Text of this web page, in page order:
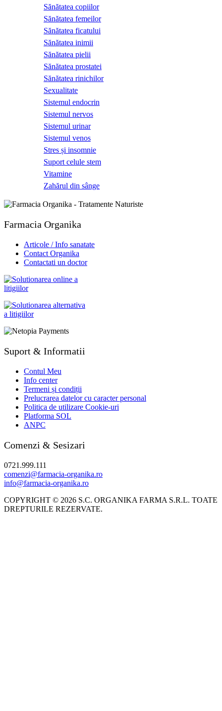
Sănătatea copiilor
Sănătatea femeilor
Sănătatea ficatului
Sănătatea inimii
Sănătatea pielii
Sănătatea prostatei
Sănătatea rinichilor
Sexualitate
Sistemul endocrin
Sistemul nervos
Sistemul urinar
Sistemul venos
Stres și insomnie
Suport celule stem
Vitamine
Zahărul din sânge
Farmacia Organika
Articole / Info sanatate
Contact Organika
Contactati un doctor
Suport & Informatii
Contul Meu
Info center
Termeni și condiții
Prelucrarea datelor cu caracter personal
Politica de utilizare Cookie-uri
Platforma SOL
ANPC
Comenzi & Sesizari
0721.999.111
comenzi@farmacia-organika.ro
info@farmacia-organika.ro
COPYRIGHT © 2026 S.C. ORGANIKA FARMA S.R.L. TOATE
DREPTURILE REZERVATE.